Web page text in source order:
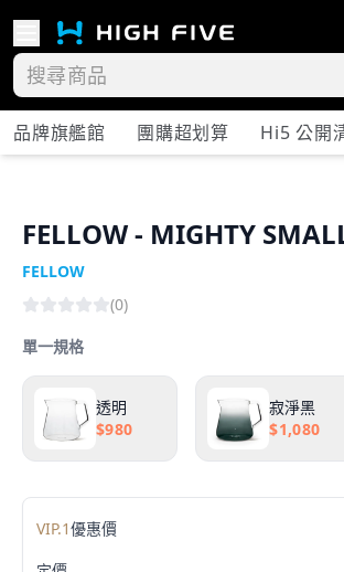
品牌旗艦館 團購超划算 Hi5 公開
FELLOW - MIGHTY
FELLOW
(0)
單一規格
透明
$980
寂淨黑
$1,080
VIP.1優惠價